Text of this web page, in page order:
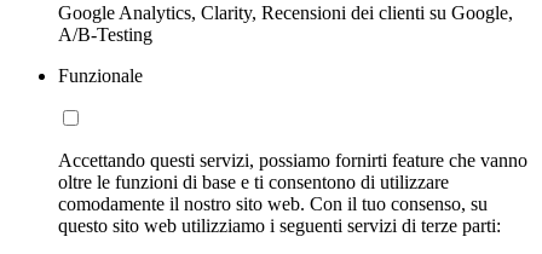
Google Analytics, Clarity, Recensioni dei clienti su Google,
A/B-Testing
Funzionale
Accettando questi servizi, possiamo fornirti feature che vanno
oltre le funzioni di base e ti consentono di utilizzare
comodamente il nostro sito web. Con il tuo consenso, su
questo sito web utilizziamo i seguenti servizi di terze parti: